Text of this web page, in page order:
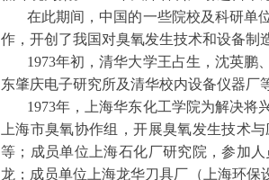
在此期间，中国的一些院校及科研单
作，开创了我国对臭氧发生技术和设备制
1973年初，清华大学王占生，沈英鹏
东肇庆电子研究所及清华校内设备仪器厂
1973年，上海华东化工学院为解决将
上海市臭氧协作组，开展臭氧发生技术
等；成员单位上海石化厂研究院，参加
龙；成员单位上海龙华刀具厂（上海环